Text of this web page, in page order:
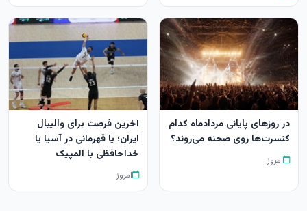
در روزهای پایانی مردادماه کدام
کنسرت‌ها روی صحنه می‌روند؟
امروز
آخرین فرصت برای والیبال
ایران؛ یا قهرمانی در آسیا یا
خداحافظی با المپیک
امروز